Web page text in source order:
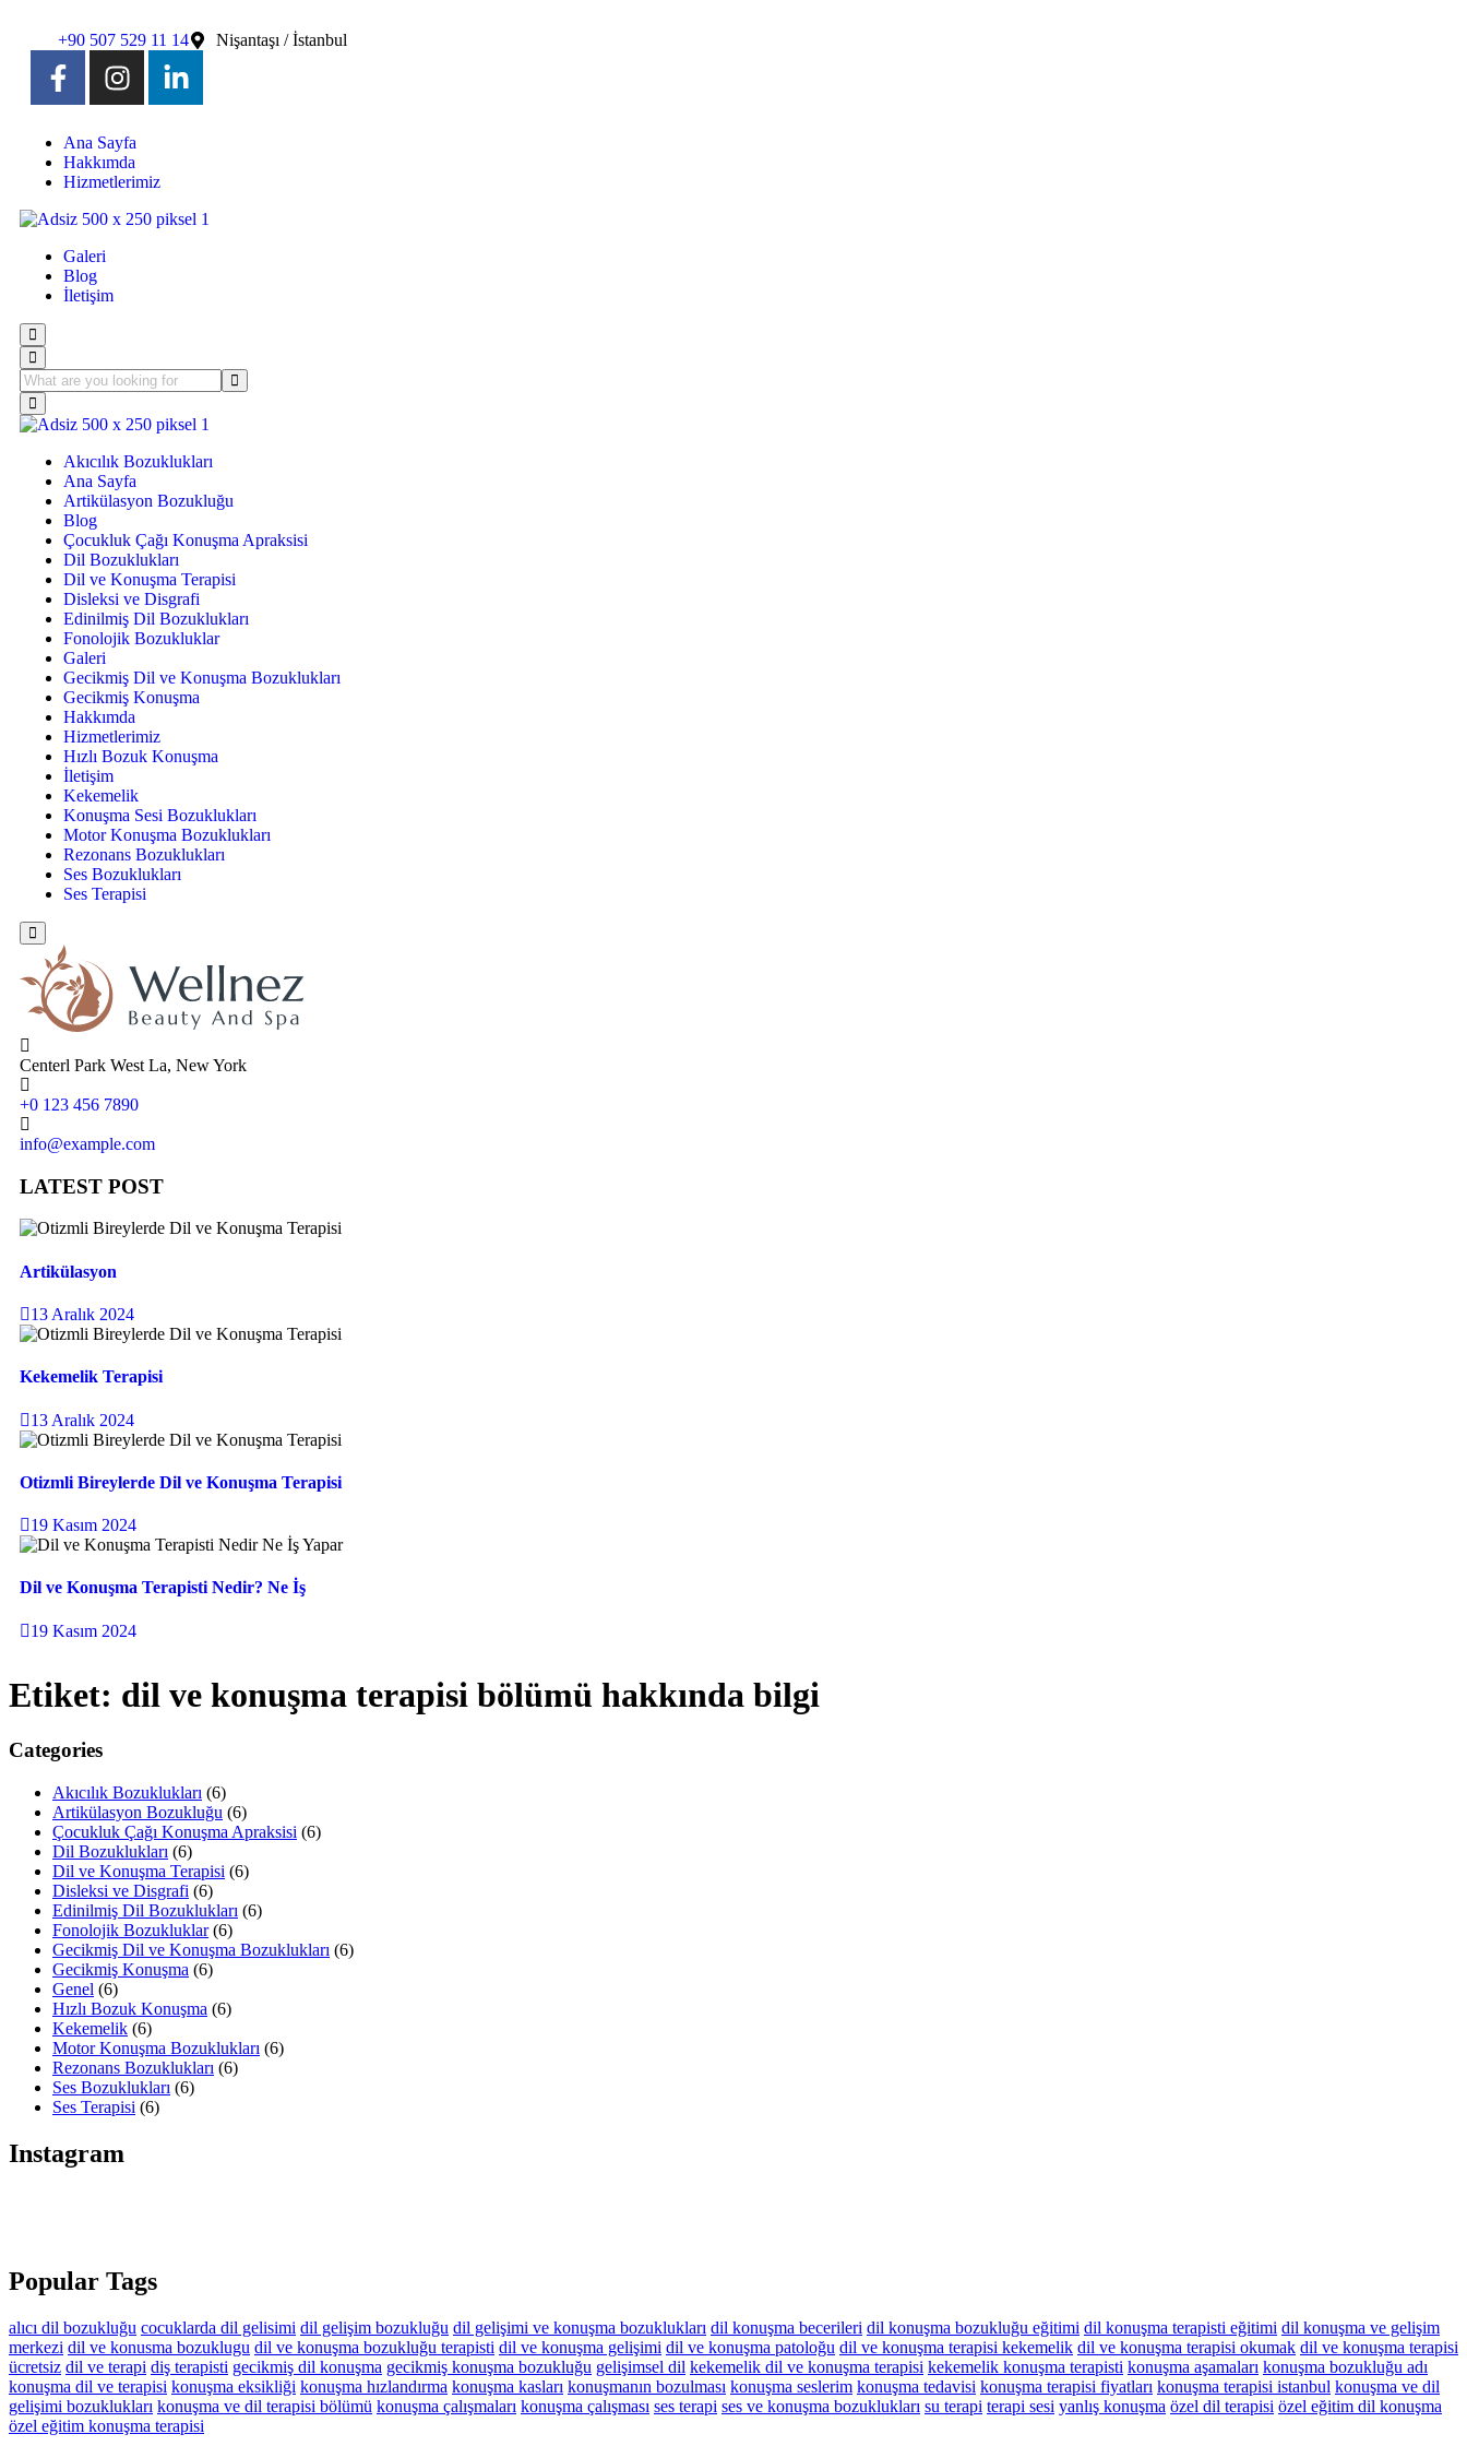
+90 507 529 11 14 Nişantaşı / İstanbul
Ana Sayfa
Hakkımda
Hizmetlerimiz
Galeri
Blog
İletişim
Akıcılık Bozuklukları
Ana Sayfa
Artikülasyon Bozukluğu
Blog
Çocukluk Çağı Konuşma Apraksisi
Dil Bozuklukları
Dil ve Konuşma Terapisi
Disleksi ve Disgrafi
Edinilmiş Dil Bozuklukları
Fonolojik Bozukluklar
Galeri
Gecikmiş Dil ve Konuşma Bozuklukları
Gecikmiş Konuşma
Hakkımda
Hizmetlerimiz
Hızlı Bozuk Konuşma
İletişim
Kekemelik
Konuşma Sesi Bozuklukları
Motor Konuşma Bozuklukları
Rezonans Bozuklukları
Ses Bozuklukları
Ses Terapisi
Centerl Park West La, New York
+0 123 456 7890
info@example.com
LATEST POST
Artikülasyon
13 Aralık 2024
Kekemelik Terapisi
13 Aralık 2024
Otizmli Bireylerde Dil ve Konuşma Terapisi
19 Kasım 2024
Dil ve Konuşma Terapisti Nedir? Ne İş
19 Kasım 2024
Etiket: dil ve konuşma terapisi bölümü hakkında bilgi
Categories
Akıcılık Bozuklukları (6)
Artikülasyon Bozukluğu (6)
Çocukluk Çağı Konuşma Apraksisi (6)
Dil Bozuklukları (6)
Dil ve Konuşma Terapisi (6)
Disleksi ve Disgrafi (6)
Edinilmiş Dil Bozuklukları (6)
Fonolojik Bozukluklar (6)
Gecikmiş Dil ve Konuşma Bozuklukları (6)
Gecikmiş Konuşma (6)
Genel (6)
Hızlı Bozuk Konuşma (6)
Kekemelik (6)
Motor Konuşma Bozuklukları (6)
Rezonans Bozuklukları (6)
Ses Bozuklukları (6)
Ses Terapisi (6)
Instagram
Popular Tags
alıcı dil bozukluğu cocuklarda dil gelisimi dil gelişim bozukluğu dil gelişimi ve konuşma bozuklukları dil konuşma becerileri dil konuşma bozukluğu eğitimi dil konuşma terapisti eğitimi dil konuşma ve gelişim
merkezi dil ve konusma bozuklugu dil ve konuşma bozukluğu terapisti dil ve konuşma gelişimi dil ve konuşma patoloğu dil ve konuşma terapisi kekemelik dil ve konuşma terapisi okumak dil ve konuşma terapisi
ücretsiz dil ve terapi diş terapisti gecikmiş dil konuşma gecikmiş konuşma bozukluğu gelişimsel dil kekemelik dil ve konuşma terapisi kekemelik konuşma terapisti konuşma aşamaları konuşma bozukluğu adı
konuşma dil ve terapisi konuşma eksikliği konuşma hızlandırma konuşma kasları konuşmanın bozulması konuşma seslerim konuşma tedavisi konuşma terapisi fiyatları konuşma terapisi istanbul konuşma ve dil
gelişimi bozuklukları konuşma ve dil terapisi bölümü konuşma çalışmaları konuşma çalışması ses terapi ses ve konuşma bozuklukları su terapi terapi sesi yanlış konuşma özel dil terapisi özel eğitim dil konuşma
özel eğitim konuşma terapisi